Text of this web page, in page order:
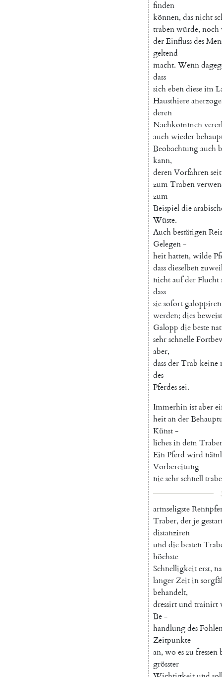
finden
können, dasnicht
trabenwürde, noch
derEinflussdes
geltend
macht. Wenn
dass
sichebendieseim
Hausthiere
deren
Nachkommen
auchwieder
Beobachtungauch
kann,
derenVorfahrenseit
zumTraben
zum
Beispieldie
Wüste.
Auchbestätigen
Gelegen-
heithatten, wilde
dassdieselben
nichtaufderFlucht
dass
siesofortgaloppiren
werden; diesbeweist
Galopp diebeste
sehrschnelle
aber,
dassderTrab keine
des
Pferdessei.
Immerhinistaber
heitander
Künst-
lichesindem
EinPferd wird
Vorbereitung
niesehrschnell
armseligste
Traber, derje
distanziren
und diebesten
höchste
Schnelligkeiterst,
langerZeitin
behandelt,
dressirtund trainirt
Be-
handlungdes
Zeitpunkte
an, wo eszu fressen
grösster